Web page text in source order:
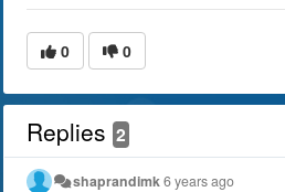
0 0
Replies 2
shaprandimk6 years ago